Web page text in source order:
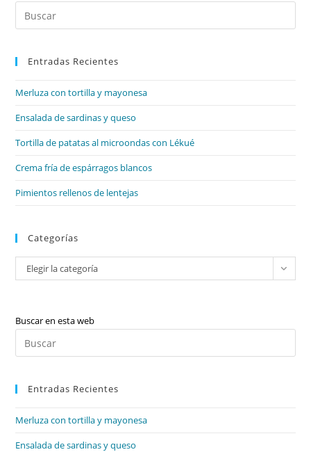
Entradas Recientes
Merluza con tortilla y mayonesa
Ensalada de sardinas y queso
Tortilla de patatas al microondas con Lékué
Crema fría de espárragos blancos
Pimientos rellenos de lentejas
Categorías
Categorías
Elegir la categoría
Buscar en esta web
Entradas Recientes
Merluza con tortilla y mayonesa
Ensalada de sardinas y queso